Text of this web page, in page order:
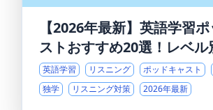
【2026年最新】英語学習
ストおすすめ20選！レベル
英語学習 リスニング ポッドキャスト
独学
リスニング対策 2026年最新